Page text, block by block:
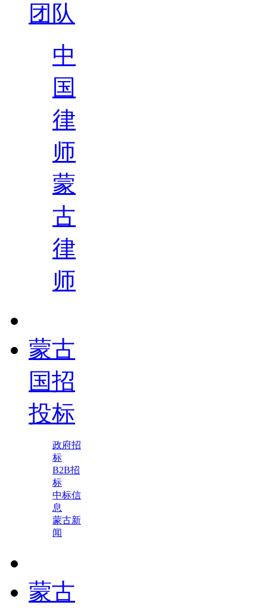
团队
中
国
律
师
蒙
古
律
师
蒙古
国招
投标
政府招
标
B2B招
标
中标信
息
蒙古新
闻
蒙古